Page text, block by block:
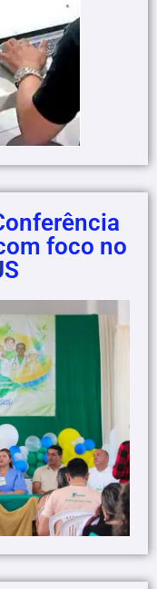
foco no